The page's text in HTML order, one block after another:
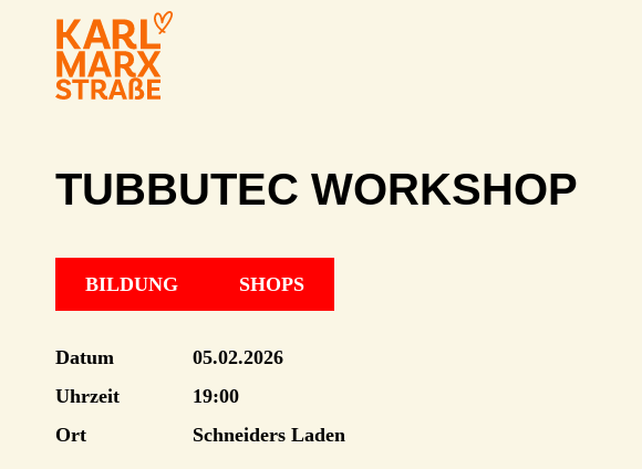
TUBBUTEC WORKSHOP
BILDUNG SHOPS
Datum
05.02.2026
Uhrzeit
19:00
Ort
Schneiders Laden